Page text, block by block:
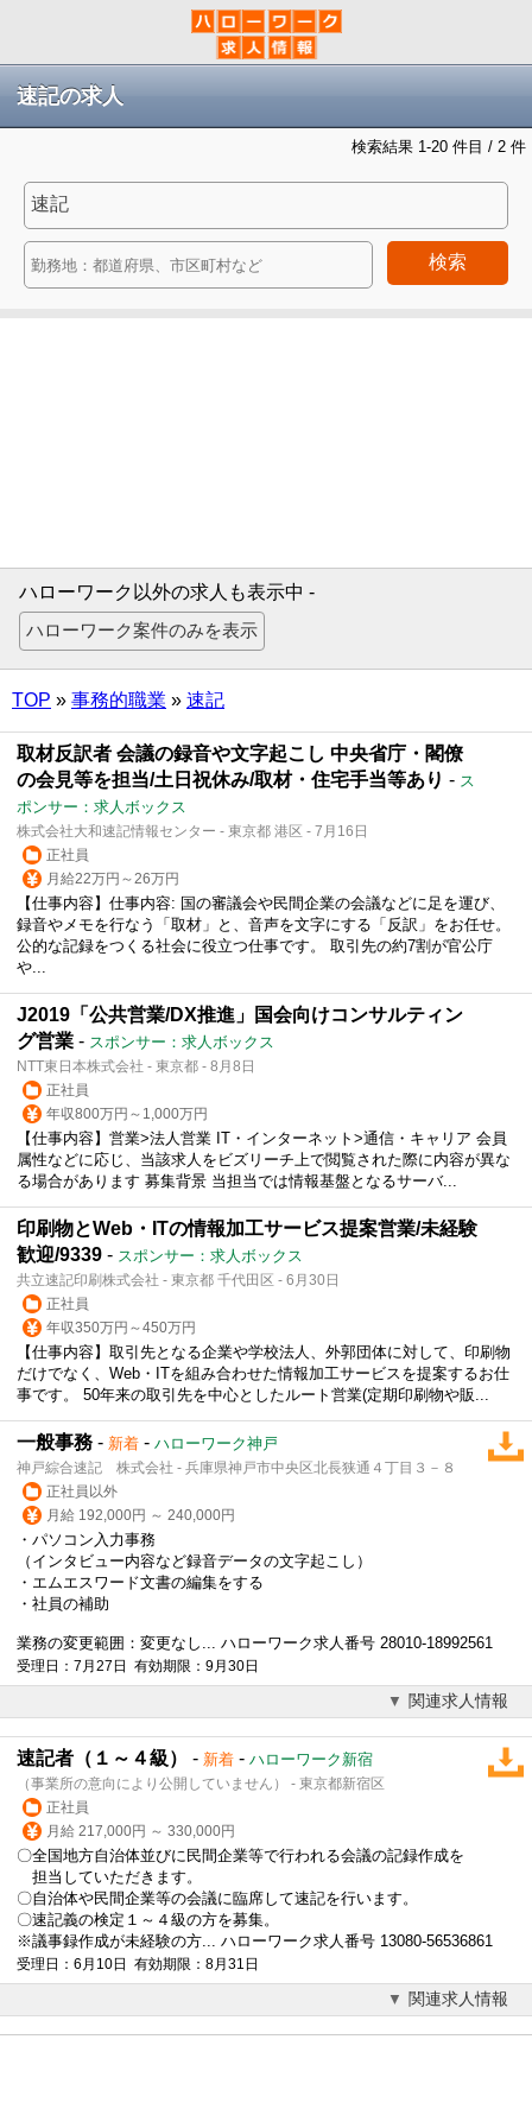
速記の求人
検索結果 1-20 件目 / 2 件
検索
ハローワーク以外の求人も表示中 -
TOP » 事務的職業 » 速記
取材反訳者 会議の録音や文字起こし 中央省庁・閣僚
の会見等を担当/土日祝休み/取材・住宅手当等あり - ス
ポンサー：求人ボックス
株式会社大和速記情報センター - 東京都 港区 - 7月16日
正社員
月給22万円～26万円
【仕事内容】仕事内容: 国の審議会や民間企業の会議などに足を運び、
録音やメモを行なう「取材」と、音声を文字にする「反訳」をお任せ。
公的な記録をつくる社会に役立つ仕事です。 取引先の約7割が官公庁
や...
J2019「公共営業/DX推進」国会向けコンサルティン
グ営業 - スポンサー：求人ボックス
NTT東日本株式会社 - 東京都 - 8月8日
正社員
年収800万円～1,000万円
【仕事内容】営業>法人営業 IT・インターネット>通信・キャリア 会員
属性などに応じ、当該求人をビズリーチ上で閲覧された際に内容が異な
る場合があります 募集背景 当担当では情報基盤となるサーバ...
印刷物とWeb・ITの情報加工サービス提案営業/未経験
歓迎/9339 - スポンサー：求人ボックス
共立速記印刷株式会社 - 東京都 千代田区 - 6月30日
正社員
年収350万円～450万円
【仕事内容】取引先となる企業や学校法人、外郭団体に対して、印刷物
だけでなく、Web・ITを組み合わせた情報加工サービスを提案するお仕
事です。 50年来の取引先を中心としたルート営業(定期印刷物や販...
一般事務 - 新着 - ハローワーク神戸
神戸綜合速記 株式会社 - 兵庫県神戸市中央区北長狭通４丁目３－８
正社員以外
月給 192,000円 ～ 240,000円
・パソコン入力事務
（インタビュー内容など録音データの文字起こし）
・エムエスワード文書の編集をする
・社員の補助
業務の変更範囲：変更なし... ハローワーク求人番号 28010-18992561
受理日：7月27日 有効期限：9月30日
関連求人情報
速記者（１～４級） - 新着 - ハローワーク新宿
（事業所の意向により公開していません） - 東京都新宿区
正社員
月給 217,000円 ～ 330,000円
〇全国地方自治体並びに民間企業等で行われる会議の記録作成を
担当していただきます。
〇自治体や民間企業等の会議に臨席して速記を行います。
〇速記義の検定１～４級の方を募集。
※議事録作成が未経験の方... ハローワーク求人番号 13080-56536861
受理日：6月10日 有効期限：8月31日
関連求人情報